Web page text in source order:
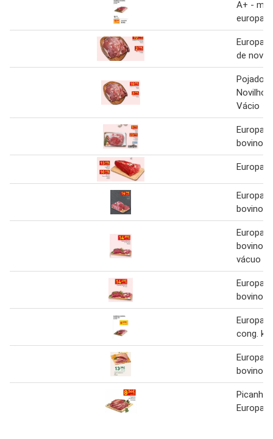
A+ -
europa
Europa
de
Novilho
Vácio
Europa -
bovino
Europa
Europa -
bovino
Europa -
bovino
vácuo
Europa -
bovino
Europa
cong. kg
Europa -
bovino
Picanha
Europa